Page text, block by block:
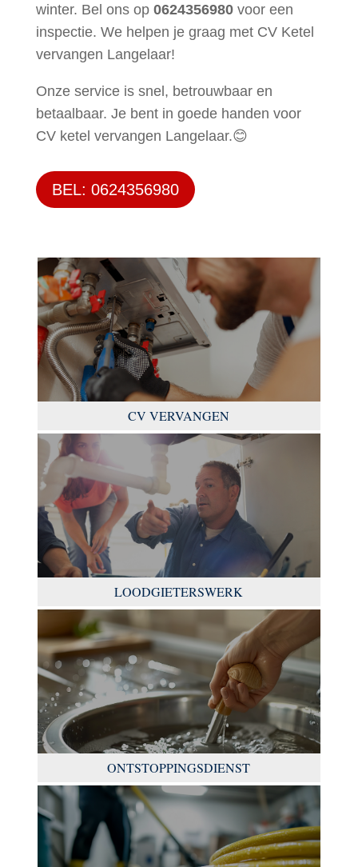
winter. Bel ons op 0624356980voor een
inspectie. We helpen je graag met CV Ketel
vervangen Langelaar!
Onze service is snel, betrouwbaar en
betaalbaar. Je bent in goede handen voor
CV ketel vervangen Langelaar.😊
BEL: 0624356980
CV VERVANGEN
LOODGIETERSWERK
ONTSTOPPINGSDIENST